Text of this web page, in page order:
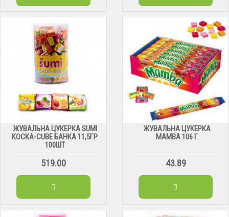
ЖУВАЛЬНА ЦУКЕРКА SUMI
KOCKA-CUBE БАНКА 11,5ГР
100ШТ
519.00
ЖУВАЛЬНА ЦУКЕРКА
MAMBA 106 Г
43.89